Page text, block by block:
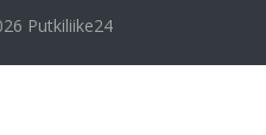
Putkiliike24